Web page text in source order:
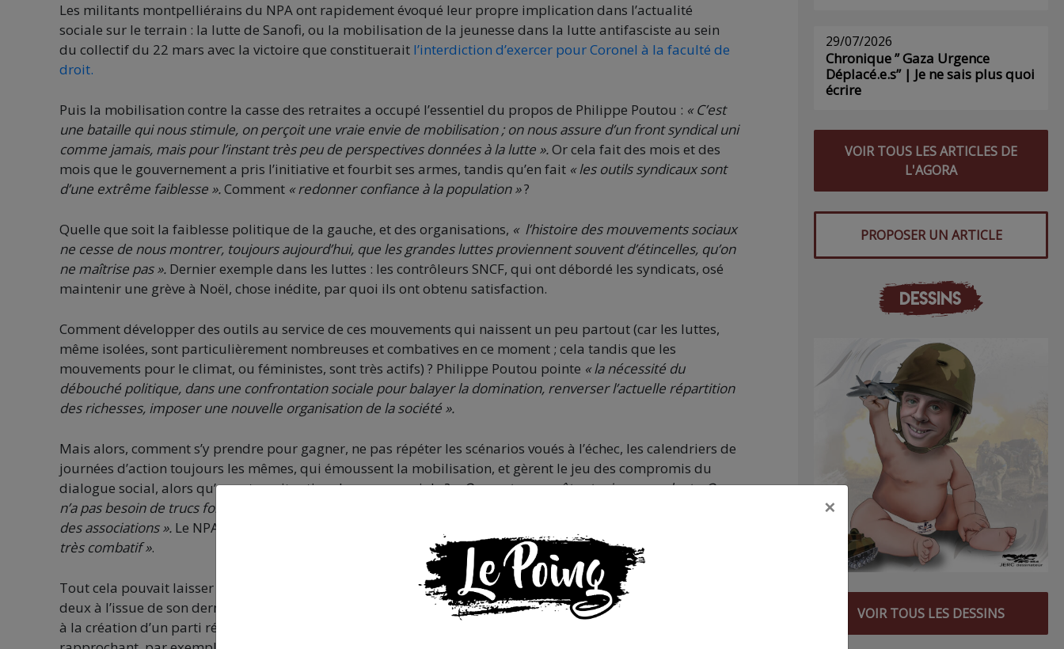
Les militants montpelliérains du NPA ont rapidement évoqué leur propre implication dans l’actualité
sociale sur le terrain : la lutte de Sanofi, ou la mobilisation de la jeunesse dans la lutte antifasciste au sein
du collectif du 22 mars avec la victoire que constituerait l’interdiction d’exercer pour Coronel à la faculté de
droit.
Puis la mobilisation contre la casse des retraites a occupé l’essentiel du propos de Philippe Poutou : « C’est
une bataille qui nous stimule, on perçoit une vraie envie de mobilisation ; on nous assure d’un front syndical uni
comme jamais, mais pour l’instant très peu de perspectives données à la lutte ».Or cela fait des mois et des
mois que le gouvernement a pris l’initiative et fourbit ses armes, tandis qu’en fait « les outils syndicaux sont
d’une extrême faiblesse ».Comment « redonner confiance à la population »?
Quelle que soit la faiblesse politique de la gauche, et des organisations, « l’histoire des mouvements sociaux
ne cesse de nous montrer, toujours aujourd’hui, que les grandes luttes proviennent souvent d’étincelles, qu’on
ne maîtrise pas ». Dernier exemple dans les luttes : les contrôleurs SNCF, qui ont débordé les syndicats, osé
maintenir une grève à Noël, chose inédite, par quoi ils ont obtenu satisfaction.
Comment développer des outils au service de ces mouvements qui naissent un peu partout (car les luttes,
même isolées, sont particulièrement nombreuses et combatives en ce moment ; cela tandis que les
mouvements pour le climat, ou féministes, sont très actifs) ? Philippe Poutou pointe « la nécessité du
débouché politique, dans une confrontation sociale pour balayer la domination, renverser l’actuelle répartition
des richesses, imposer une nouvelle organisation de la société ».
Mais alors, comment s’y prendre pour gagner, ne pas répéter les scénarios voués à l’échec, les calendriers de
journées d’action toujours les mêmes, qui émoussent la mobilisation, et gèrent le jeu des compromis du
dialogue social, alors qu’on est en situation de guerre sociale ?« On peut ne pas être toujours perdants. On
n’a pas besoin de trucs foireux. On a besoin d’une très forte implication des syndicats, des forces politiques,
des associations ». Le NPA veut croire en la possibilité de se montrer «
très combatif ».
Tout cela pouvait laisser songeur, alors que cette formation aux effectifs modestes, vient de se couper en
deux à l’issue de son dernier congrès. Soit la séparation, en veille depuis longtemps, entre une aile œuvrant
à la création d’un parti révolutionnaire trotskiste, et une autre voulant un NPA plus large et ouvert, se
29/07/2026
Chronique ” Gaza Urgence
Déplacé.e.s” | Je ne sais plus quoi
écrire
VOIR TOUS LES ARTICLES DE
L'AGORA
PROPOSER UN ARTICLE
DESSINS
VOIR TOUS LES DESSINS
×